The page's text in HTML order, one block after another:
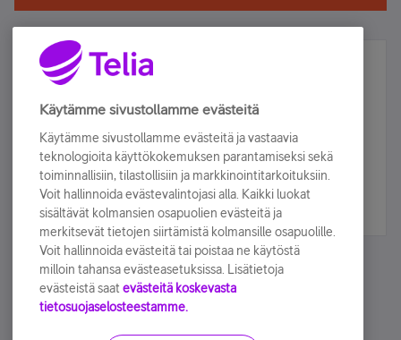
Älä jää paitsi – osallistu ja voita!
Tilaa Telian uutiskirje ja olet mukana arvonnassa.
sähköpostiisi.
Tilaa nyt
Käytämme sivustollamme evästeitä
Käytämme sivustollamme evästeitä ja vastaavia
teknologioita käyttökokemuksen parantamiseksi sekä
toiminnallisiin, tilastollisiin ja markkinointitarkoituksiin.
Voit hallinnoida evästevalintojasi alla. Kaikki luokat
sisältävät kolmansien osapuolien evästeitä ja
merkitsevät tietojen siirtämistä kolmansille osapuolille.
Voit hallinnoida evästeitä tai poistaa ne käytöstä
milloin tahansa evästeasetuksissa. Lisätietoja
evästeistä saat evästeitä koskevasta
tietosuojaselosteestamme.